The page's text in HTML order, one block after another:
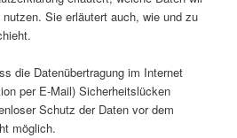
Sie erläutert auch, wie und zu
die Datenübertragung im Internet
per E-Mail) Sicherheitslücken
Schutz der Daten vor dem
möglich.